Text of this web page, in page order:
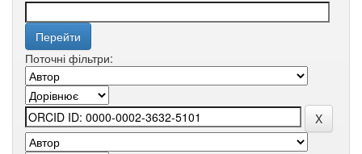
Поточні фільтри: